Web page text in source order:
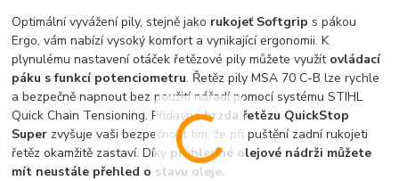
Optimální vyvážení pily, stejně jako rukojeť Softgrip s pákou
Ergo, vám nabízí vysoký komfort a vynikající ergonomii. K
plynulému nastavení otáček řetězové pily můžete využít ovládací
páku s funkcí potenciometru. Řetěz pily MSA 70 C-B lze rychle
a bezpečně napnout bez použití nářadí pomocí systému STIHL
Quick Chain Tensioning. Přídavnábrzda řetězu QuickStop
Super zvyšuje vaši bezpečnost tím, že při puštění zadní rukojeti
řetěz okamžitě zastaví. Díky průhledné olejové nádrži můžete
mít neustále přehled o stavu oleje.